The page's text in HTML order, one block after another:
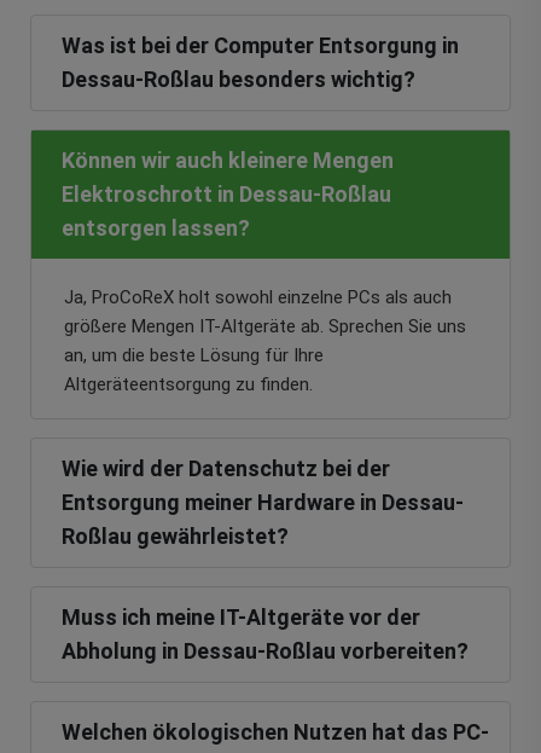
Was ist bei der Computer Entsorgung in
Dessau-Roßlau besonders wichtig?
Können wir auch kleinere Mengen
Elektroschrott in Dessau-Roßlau
entsorgen lassen?
Ja, ProCoReX holt sowohl einzelne PCs als auch
größere Mengen IT-Altgeräte ab. Sprechen Sie uns
an, um die beste Lösung für Ihre
Altgeräteentsorgung zu finden.
Wie wird der Datenschutz bei der
Entsorgung meiner Hardware in Dessau-
Roßlau gewährleistet?
Muss ich meine IT-Altgeräte vor der
Abholung in Dessau-Roßlau vorbereiten?
Welchen ökologischen Nutzen hat das PC-